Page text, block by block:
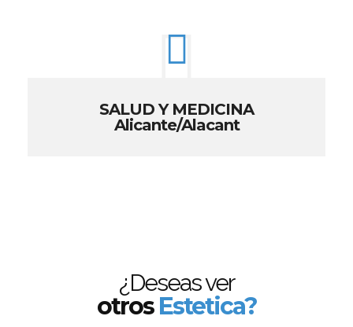
SALUD Y MEDICINA
Alicante/Alacant
¿Deseas ver
otrosEstetica?